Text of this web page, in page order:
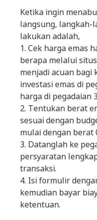
Ketika ingin
langsung, langkah-
lakukan adalah,
1. Cek harga emas
berapa melalui
menjadi acuan bagi
investasi emas di
harga di pegadaian
2. Tentukan berat
sesuai dengan
mulai dengan berat
3. Datanglah ke
persyaratan
transaksi.
4. Isi formulir
kemudian bayar
ketentuan.